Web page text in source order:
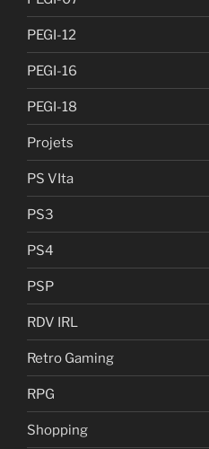
PEGI-12
PEGI-16
PEGI-18
Projets
PS VIta
PS3
PS4
PSP
RDV IRL
Retro Gaming
RPG
Shopping